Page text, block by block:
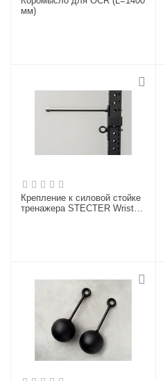
мм)
Крепление к силовой стойке
тренажера STECTER Wrist